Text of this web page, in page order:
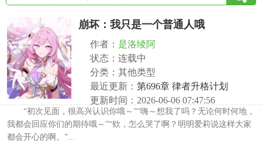
崩坏：我只是一个普通人哦
作者： 是洛绫阿
状态：连载中
分类：其他类型
最近更新： 第696章 律者升格计划
更新时间：2026-06-06 07:47:56
“初次见面，很高兴认识你哦～”“嗨～想我了吗？无论何时何地，
我都会回应你们的期待哦～”“欸，怎么哭了啊？明明爱莉说这样大家
都会开心的啊。”...